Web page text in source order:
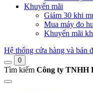
Khuyến mãi
Giảm 30 khi
Mua máy đo
Khuyến mãi
Hệ thống cửa hàng và bản
0
Tìm kiếm Công ty TNHH